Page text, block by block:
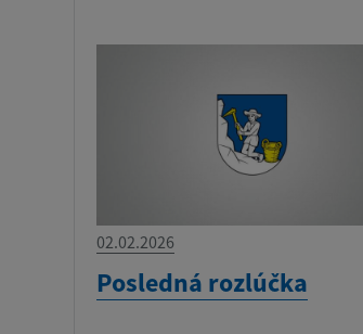
02.02.2026
Posledná rozlúčka